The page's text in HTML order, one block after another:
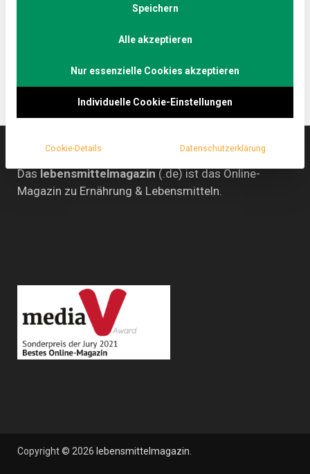
ressourcenschonend, aber vor allem unglaublich
mit ihm gesprochen.
Das lebensmittelmagazin (.de) ist das Online-
Magazin zu Ernährung & Lebensmitteln.
Copyright © 2026 lebensmittelmagazin
Speichern
Alle akzeptieren
Nur essenzielle Cookies akzeptieren
Individuelle Cookie-Einstellungen
Cookie-Details Datenschutzerklärung